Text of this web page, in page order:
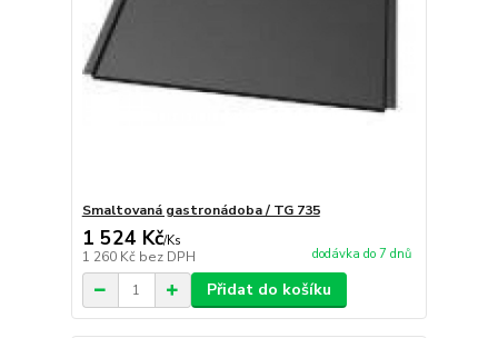
Smaltovaná gastronádoba / TG 735
1 524 Kč/Ks
1 260 Kč bez DPH dodávka do 7 dnů
Přidat do košíku